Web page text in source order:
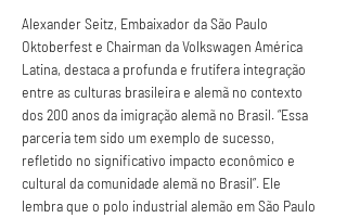
Alexander Seitz, Embaixador da São Paulo
Oktoberfest e Chairman da Volkswagen América
Latina, destaca a profunda e frutífera integração
entre as culturas brasileira e alemã no contexto
dos 200 anos da imigração alemã no Brasil. “Essa
parceria tem sido um exemplo de sucesso,
refletido no significativo impacto econômico e
cultural da comunidade alemã no Brasil”. Ele
lembra que o polo industrial alemão em São Paulo